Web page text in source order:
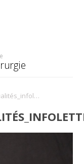
IILUSTRATIONS_actualités_infolettre_530x530px